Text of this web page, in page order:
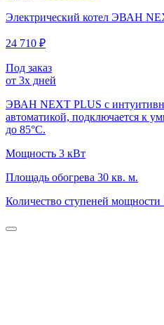
Электрический котел ЭВАН
24 710 ₽
Под заказ
от 3х дней
ЭВАН NEXT PLUS с
автоматикой, подключается к
до 85°С.
Мощность 3 кВт
Площадь обогрева 30 кв. м.
Количество ступеней мощности